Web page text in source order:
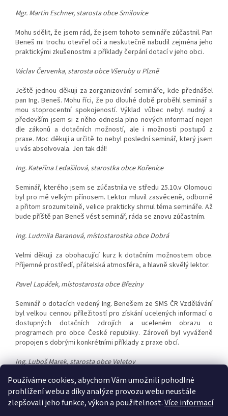
Používáme cookies, abychom Vám umožnili pohodlné
prohlížení webu a díky analýze provozu webu neustále
zlepšovali jeho funkce, výkon a použitelnost.Více informací
Mgr. Martin Eschner, starosta obce Smilovice
Mohu sdělit, že jsem rád, že jsem tohoto semináře zúčastnil. Pan
Beneš mi trochu otevřel oči a neskutečně nabudil zejména jeho
praktickými zkušenostmi a příklady čerpání dotací v jeho obci.
Václav Červenka, starosta obce Všeruby u Plzně
Ještě jednou děkuji za zorganizování semináře, kde přednášel
pan Ing. Beneš. Mohu říci, že po dlouhé době proběhl seminář s
mou stoprocentní spokojeností. Výklad vůbec nebyl nudný a
především jsem si z něho odnesla plno nových informací nejen
dle zákonů a dotačních možností, ale i možnosti postupů z
praxe. Moc děkuji a určitě to nebyl poslední seminář, který jsem
u vás absolvovala. Jen tak dál!
Ing. Kateřina Ledašilová, starostka obce Kořenice
Seminář, kterého jsem se zúčastnila ve středu 25.10.v Olomouci
byl pro mě velkým přínosem. Lektor mluvil zasvěceně, odborně
a přitom srozumitelně, velice prakticky shrnul téma semináře. Až
bude příště pan Beneš vést seminář, ráda se znovu zúčastním.
Ing. Ludmila Baranová, místostarostka obceDobrá
Velmi děkuji za obohacující kurz k dotačním možnostem obce.
Příjemné prostředí, přátelská atmosféra, a hlavně skvělý lektor.
Pavel Lapáček, místostarosta obce Březiny
Seminář o dotacích vedený Ing. Benešem ze SMS ČR Vzdělávání
byl velkou cennou příležitostípro získání ucelených informací o
dostupných dotačních zdrojích a uceleném obrazu o
programech pro obce České republiky. Zároveň byl vyváženě
propojen s dobrými konkrétními příklady z praxe obcí.
Ing. Luboš Marek, starosta obce Veletov